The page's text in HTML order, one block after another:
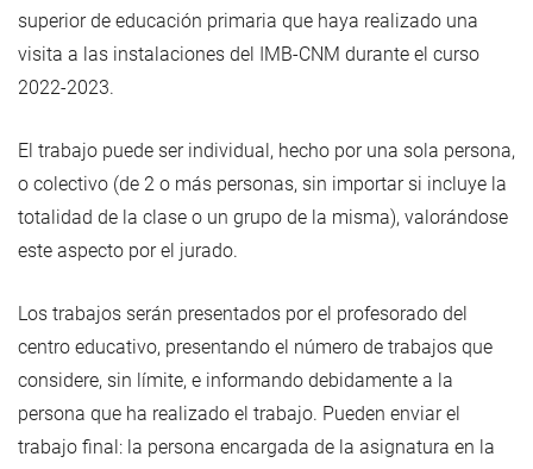
superior de educación primaria que haya realizado una
visita a las instalaciones del IMB-CNM durante el curso
2022-2023.
El trabajo puede ser individual, hecho por una sola persona,
o colectivo (de 2 o más personas, sin importar si incluye la
totalidad de la clase o un grupo de la misma), valorándose
este aspecto por el jurado.
Los trabajos serán presentados por el profesorado del
centro educativo, presentando el número de trabajos que
considere, sin límite, e informando debidamente a la
persona que ha realizado el trabajo. Pueden enviar el
trabajo final: la persona encargada de la asignatura en la